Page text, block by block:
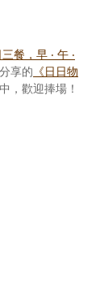
三餐，早 ‧ 午 ‧
享的 《日日物
，歡迎捧場！